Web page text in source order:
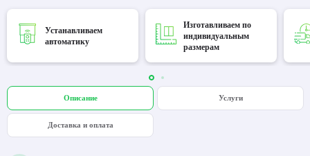
Устанавливаем
автоматику
Изготавливаем по
индивидуальным
размерам
Описание Услуги
Доставка и оплата